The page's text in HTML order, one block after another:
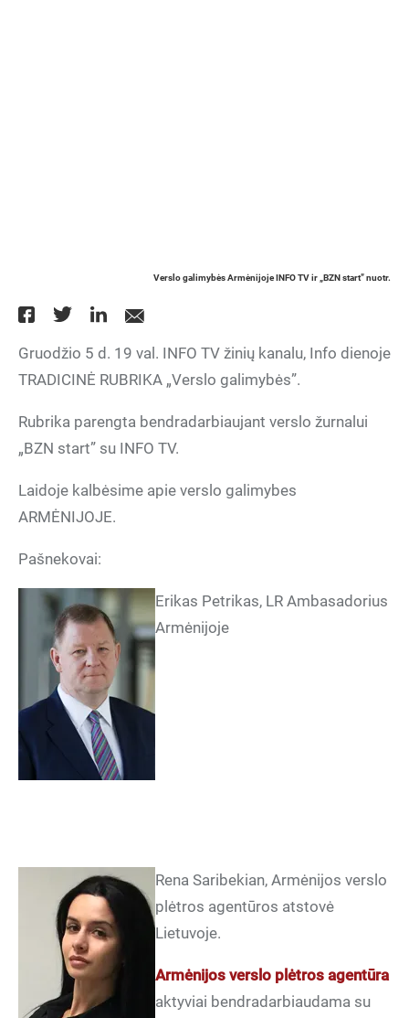
Verslo galimybės Armėnijoje INFO TV ir „BZN start” nuotr.
Gruodžio 5 d. 19 val. INFO TV žinių kanalu, Info dienoje
TRADICINĖ RUBRIKA „Verslo galimybės”.
Rubrika parengta bendradarbiaujant verslo žurnalui
„BZN start” su INFO TV.
Laidoje kalbėsime apie verslo galimybes
ARMĖNIJOJE.
Pašnekovai:
Erikas Petrikas, LR Ambasadorius
Armėnijoje
Rena Saribekian, Armėnijos verslo
plėtros agentūros atstovė
Lietuvoje.
Armėnijos verslo plėtros agentūra
aktyviai bendradarbiaudama su